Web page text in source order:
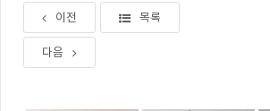
이전 목록
다음